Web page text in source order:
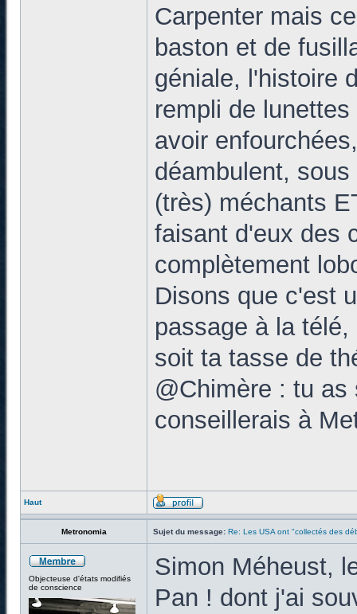
Carpenter mais
baston et de
géniale, l'histoire
rempli de
avoir
déambulent,
(très) méchants
faisant d'eux des
complètement
Disons que c'est
passage à la
soit ta tasse de
@Chimère : tu
conseillerais à
Haut
Metronomia Sujet du message: Re: Les USA ont "collectés des
Objecteuse d'états modifiés
de conscience
Simon Méheust,
Pan ! dont j'ai